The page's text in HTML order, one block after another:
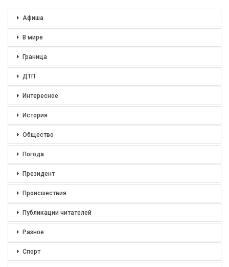
Афиша
В мире
Граница
ДТП
Интересное
История
Общество
Погода
Президент
Происшествия
Публикации читателей
Разное
Спорт